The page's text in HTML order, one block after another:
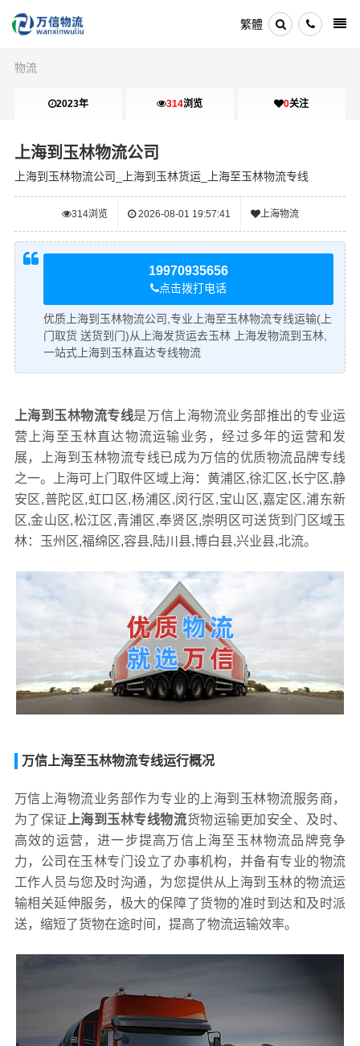
繁體
物流
2023年 314浏览 0关注
上海到玉林物流公司
上海到玉林物流公司_上海到玉林货运_上海至玉林物流专线
314浏览 2026-08-01 19:57:41 上海物流
19970935656
点击拨打电话
优质上海到玉林物流公司,专业上海至玉林物流专线运输(上
门取货 送货到门)从上海发货运去玉林 上海发物流到玉林,
一站式上海到玉林直达专线物流
上海到玉林物流专线是万信上海物流业务部推出的专业运
营上海至玉林直达物流运输业务，经过多年的运营和发
展，上海到玉林物流专线已成为万信的优质物流品牌专线
之一。上海可上门取件区域上海：黄浦区,徐汇区,长宁区,静
安区,普陀区,虹口区,杨浦区,闵行区,宝山区,嘉定区,浦东新
区,金山区,松江区,青浦区,奉贤区,崇明区可送货到门区域玉
林：玉州区,福绵区,容县,陆川县,博白县,兴业县,北流。
万信上海至玉林物流专线运行概况
万信上海物流业务部作为专业的上海到玉林物流服务商，
为了保证上海到玉林专线物流货物运输更加安全、及时、
高效的运营，进一步提高万信上海至玉林物流品牌竞争
力，公司在玉林专门设立了办事机构，并备有专业的物流
工作人员与您及时沟通，为您提供从上海到玉林的物流运
输相关延伸服务，极大的保障了货物的准时到达和及时派
送，缩短了货物在途时间，提高了物流运输效率。